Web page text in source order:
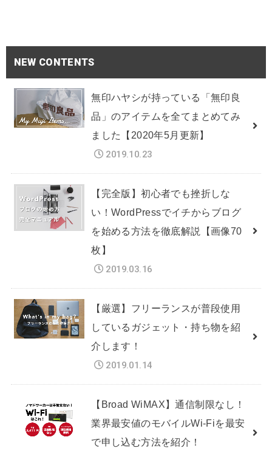
NEW CONTENTS
無印ハヤシが持っている「無印良
品」のアイテムを全てまとめてみ
ました【2020年5月更新】
2019.10.23
【完全版】初心者でも挫折しな
い！WordPressでイチからブログ
を始める方法を徹底解説【画像70
枚】
2019.03.16
【厳選】フリーランスが普段使用
しているガジェット・持ち物を紹
介します！
2019.01.14
【Broad WiMAX】通信制限なし！
業界最安値のモバイルWi-Fiを最安
で申し込む方法を紹介！